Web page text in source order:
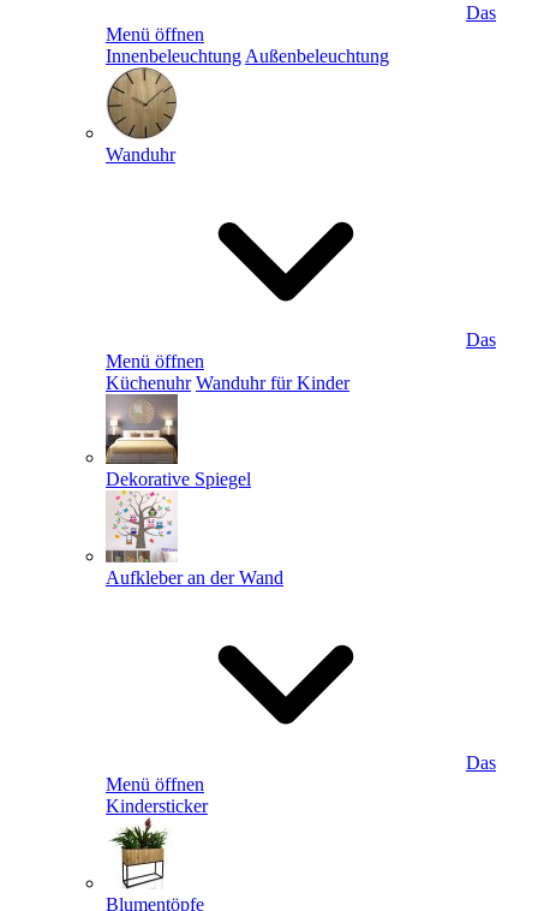
Das
Menü öffnen
Innenbeleuchtung Außenbeleuchtung
Wanduhr
Das
Menü öffnen
Küchenuhr Wanduhr für Kinder
Dekorative Spiegel
Aufkleber an der Wand
Das
Menü öffnen
Kindersticker
Blumentöpfe